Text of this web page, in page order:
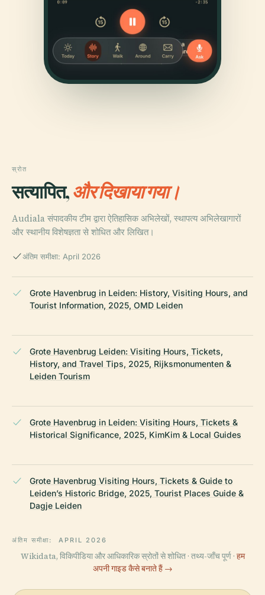
स्रोत
सत्यापित,और दिखाया गया।
Audiala संपादकीय टीम द्वारा ऐतिहासिक अभिलेखों, स्थापत्य अभिलेखागारों
और स्थानीय विशेषज्ञता से शोधित और लिखित।
अंतिम समीक्षा: April 2026
Grote Havenbrug in Leiden: History, Visiting Hours, and
Tourist Information, 2025, OMD Leiden
Grote Havenbrug Leiden: Visiting Hours, Tickets,
History, and Travel Tips, 2025, Rijksmonumenten &
Leiden Tourism
Grote Havenbrug in Leiden: Visiting Hours, Tickets &
Historical Significance, 2025, KimKim & Local Guides
Grote Havenbrug Visiting Hours, Tickets & Guide to
Leiden’s Historic Bridge, 2025, Tourist Places Guide &
Dagje Leiden
अंतिम समीक्षा: APRIL 2026
Wikidata, विकिपीडिया और आधिकारिक स्रोतों से शोधित · तथ्य-जाँच पूर्ण · हम
अपनी गाइड कैसे बनाते हैं →